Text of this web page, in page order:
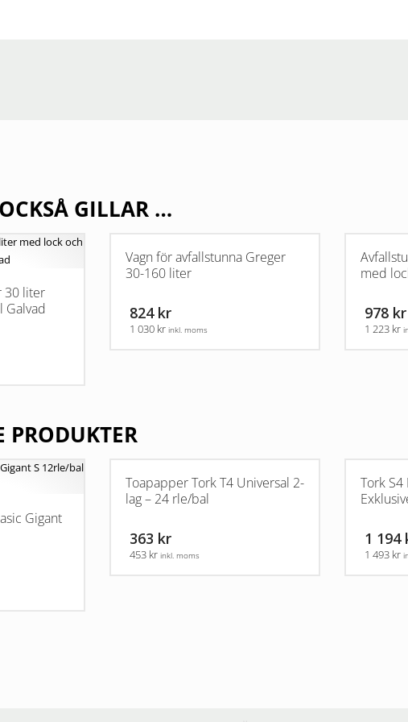
GILLAR …
30 liter
Galvad
Vagn för avfallstunna Greger
30-160 liter
824 kr
1 030 kr inkl. moms
med
978 kr
1 223 kr
PRODUKTER
Gigant
Toapapper Tork T4 Universal 2-
lag – 24 rle/bal
363 kr
453 kr inkl. moms
Tork
1 194
1 493 kr